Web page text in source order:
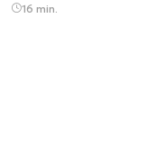
16 min.